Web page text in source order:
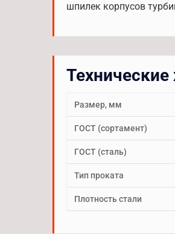
шпилек корпусов
Технические
Размер, мм
ГОСТ (сортамент)
ГОСТ (сталь)
Тип проката
Плотность стали